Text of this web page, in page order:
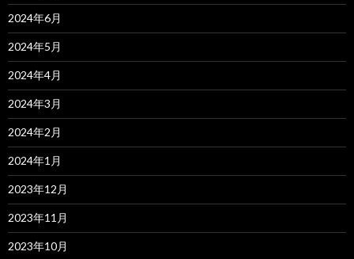
2024年6月
2024年5月
2024年4月
2024年3月
2024年2月
2024年1月
2023年12月
2023年11月
2023年10月